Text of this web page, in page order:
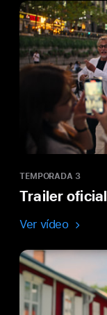
TEMPORADA 3
Trailer oficial
Ver vídeo